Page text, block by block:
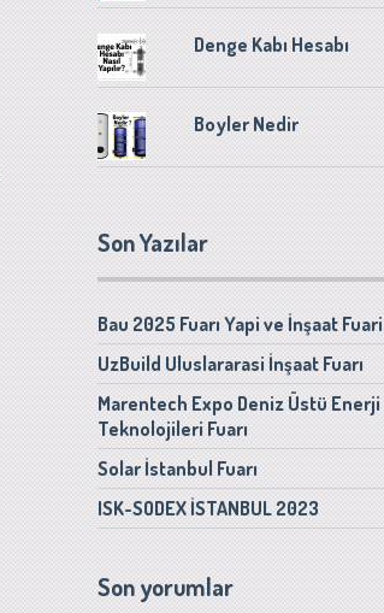
Denge Kabı Hesabı
Boyler Nedir
Son Yazılar
Bau 2025 Fuarı Yapi ve İnşaat Fuari
UzBuild Uluslararasi İnşaat Fuarı
Marentech Expo Deniz Üstü Enerji
Teknolojileri Fuarı
Solar İstanbul Fuarı
ISK-SODEX İSTANBUL 2023
Son yorumlar